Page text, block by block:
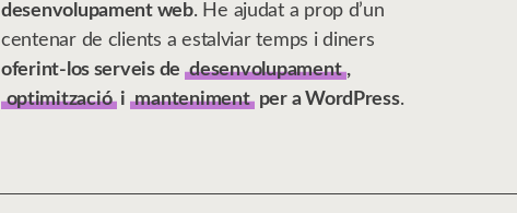
desenvolupament web. He ajudat a prop d’un
centenar de clients a estalviar temps i diners
oferint-los serveis de desenvolupament ,
optimització i manteniment per a WordPress.